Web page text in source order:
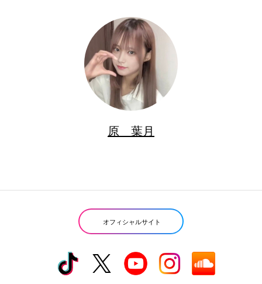
原 葉月
オフィシャルサイト